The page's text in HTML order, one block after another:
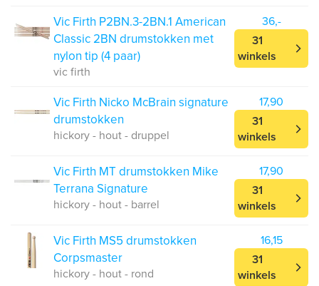
Vic Firth P2BN.3-2BN.1 American
Classic 2BN drumstokken met
nylon tip (4 paar)
vic firth
36,-
31
winkels
Vic Firth Nicko McBrain signature
drumstokken
hickory - hout - druppel
17,90
31
winkels
Vic Firth MT drumstokken Mike
Terrana Signature
hickory - hout - barrel
17,90
31
winkels
Vic Firth MS5 drumstokken
Corpsmaster
hickory - hout - rond
16,15
31
winkels